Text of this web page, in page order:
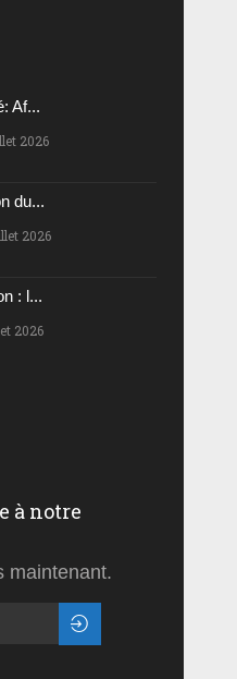
Af...
2026
du...
2026
: l...
2026
à notre
maintenant.